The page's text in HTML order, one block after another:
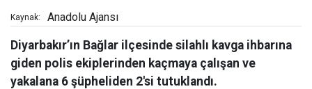
Kaynak: Anadolu Ajansı
Diyarbakır’ın Bağlar ilçesinde silahlı kavga ihbarına
giden polis ekiplerinden kaçmaya çalışan ve
yakalana 6 şüpheliden 2'si tutuklandı.